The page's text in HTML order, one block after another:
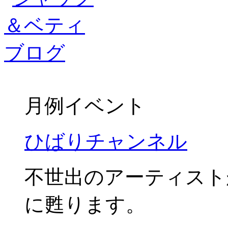
月例イベント
ひばりチャンネル
不世出のアーティス
に甦ります。